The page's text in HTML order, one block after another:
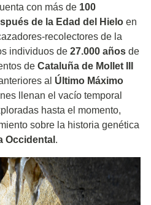
con más de 100
de la Edad del Hielo en
recolectores de la
individuos de 27.000 años de
de Cataluña de Mollet III
al Último Máximo
llenan el vacío temporal
hasta el momento,
sobre la historia genética
Occidental .